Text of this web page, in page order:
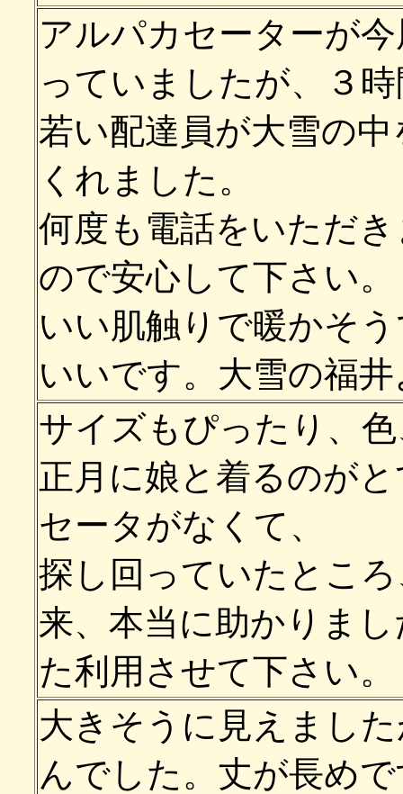
アルパカセーターが
っていましたが、３
若い配達員が大雪の
くれました。
何度も電話をいただ
ので安心して下さい。
いい肌触りで暖かそ
いいです。大雪の福
サイズもぴったり、
正月に娘と着るのが
セータがなくて、
探し回っていたとこ
来、本当に助かりま
た利用させて下さい。
大きそうに見えまし
んでした。丈が長め